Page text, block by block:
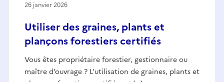
Utiliser des graines, plants et
plançons forestiers certifiés
Vous êtes propriétaire forestier, gestionnaire ou
maître d’ouvrage ? L’utilisation de graines, plants et
26 janvier 2026